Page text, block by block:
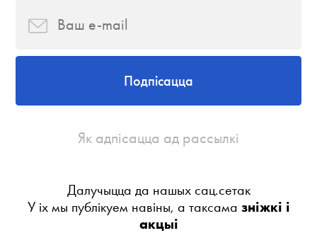
Подпісацца
Як адпісацца ад рассылкі
Далучыцца да нашых сац.сетак
У іх мы публікуем навіны, а таксама зніжкі і
акцыі